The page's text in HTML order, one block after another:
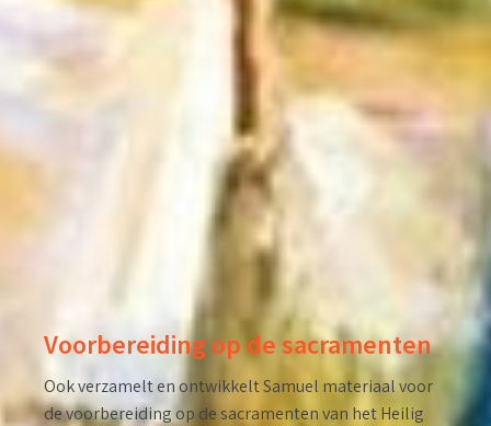
Voorbereiding op de sacramenten
Ook verzamelt en ontwikkelt Samuel materiaal voor
de voorbereiding op de sacramenten van het Heilig